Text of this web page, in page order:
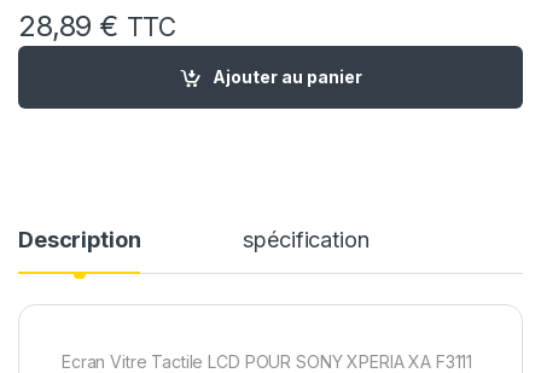
28,89 € TTC
quantité de Ecran Remplacement Pour SONY xperia XA
Ajouter au panier
Description spécification
Ecran Vitre Tactile LCD POUR SONY XPERIA XA F3111